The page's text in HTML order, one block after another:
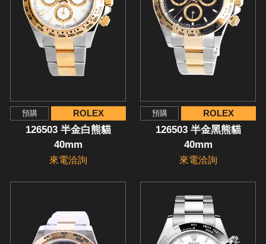
預購 ROLEX
126503 半金白熊貓
40mm
來電洽詢
預購 ROLEX
126503 半金黑熊貓
40mm
來電洽詢